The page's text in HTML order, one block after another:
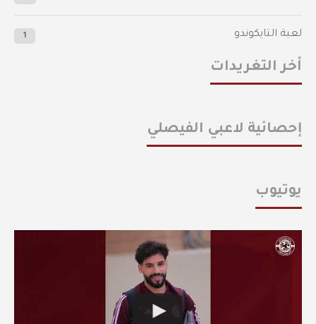
لعبة التايكوندو 1
أخر التغريدات
إحصائية لاعبي الفيصلي
يوتيوب